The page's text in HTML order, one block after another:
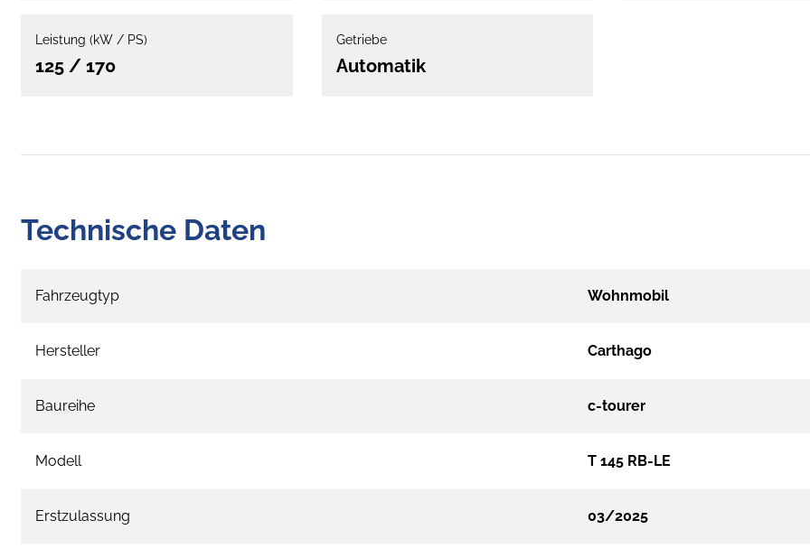
Leistung (kW / PS)
125 / 170
Getriebe
Automatik
Technische Daten
Fahrzeugtyp Wohnmobil
Hersteller Carthago
Baureihe c-tourer
Modell T 145 RB-LE
Erstzulassung 03/2025